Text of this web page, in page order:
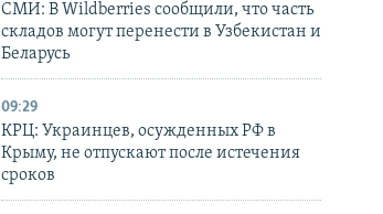
СМИ: В Wildberries сообщили, что часть
складов могут перенести в Узбекистан и
Беларусь
09:29
КРЦ: Украинцев, осужденных РФ в
Крыму, не отпускают после истечения
сроков